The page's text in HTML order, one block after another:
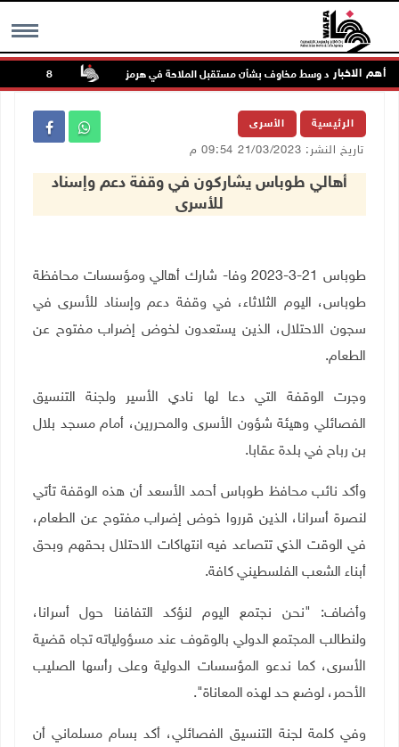
MENU أهم الاخبار
تواصل الصعود وسط مخاوف بشأن مستقبل الملاحة في هرمز
الرئيسية الأسرى
تاريخ النشر: 21/03/2023 09:54 م
أهالي طوباس يشاركون في وقفة دعم وإسناد
للأسرى
طوباس 21-3-2023 وفا- شارك أهالي ومؤسسات محافظة
طوباس، اليوم الثلاثاء، في وقفة دعم وإسناد للأسرى في
سجون الاحتلال، الذين يستعدون لخوض إضراب مفتوح عن
الطعام.
وجرت الوقفة التي دعا لها نادي الأسير ولجنة التنسيق
الفصائلي وهيئة شؤون الأسرى والمحررين، أمام مسجد بلال
بن رباح في بلدة عقابا.
وأكد نائب محافظ طوباس أحمد الأسعد أن هذه الوقفة تأتي
لنصرة أسرانا، الذين قرروا خوض إضراب مفتوح عن الطعام،
في الوقت الذي تتصاعد فيه انتهاكات الاحتلال بحقهم وبحق
أبناء الشعب الفلسطيني كافة.
وأضاف: "نحن نجتمع اليوم لنؤكد التفافنا حول أسرانا،
ولنطالب المجتمع الدولي بالوقوف عند مسؤولياته تجاه قضية
الأسرى، كما ندعو المؤسسات الدولية وعلى رأسها الصليب
الأحمر، لوضع حد لهذه المعاناة"
.
وفي كلمة لجنة التنسيق الفصائلي، أكد بسام مسلماني أن